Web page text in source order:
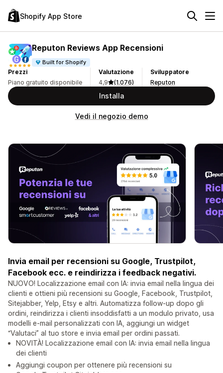
Shopify App Store
Reputon Reviews App Recensioni
Built for Shopify
Prezzi
Piano gratuito disponibile
Valutazione
4,9
(1.076)
Sviluppatore
Reputon
Installa
Vedi il negozio demo
Invia email per recensioni su Google, Trustpilot,
Facebook ecc. e reindirizza i feedback negativi.
NUOVO! Localizzazione email con IA: invia email nella lingua dei
clienti e ottieni più recensioni su Google, Facebook, Trustpilot,
Sitejabber, Yelp, Etsy e altri. Automatizza follow-up dopo gli
ordini, reindirizza i clienti insoddisfatti a un modulo privato, usa
modelli e-mail personalizzati con IA, aggiungi un widget
“Valutaci” al tuo store e invia email per ordini passati.
NOVITÀ! Localizzazione email con IA: invia email nella lingua
dei clienti
Aggiungi coupon per ottenere più recensioni su